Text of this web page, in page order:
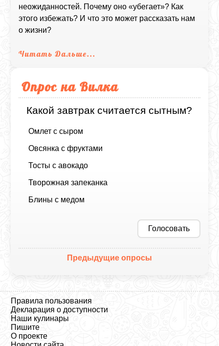
неожиданностей. Почему оно «убегает»? Как
этого избежать? И что это может рассказать нам
о жизни?
Читать Дальше...
Опрос на Вилка
Какой завтрак считается сытным?
Омлет с сыром
Овсянка с фруктами
Тосты с авокадо
Творожная запеканка
Блины с медом
Голосовать
Предыдущие опросы
Правила пользования
Декларация о доступности
Наши кулинары
Пишите
О проекте